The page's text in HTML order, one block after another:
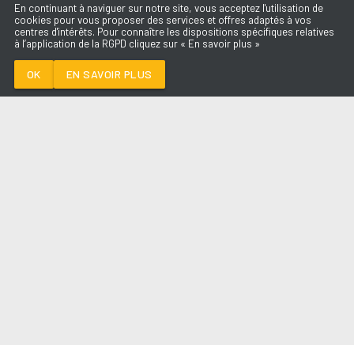
En continuant à naviguer sur notre site, vous acceptez l'utilisation de
cookies pour vous proposer des services et offres adaptés à vos
centres d'intérêts. Pour connaître les dispositions spécifiques relatives
à l’application de la RGPD cliquez sur « En savoir plus »
OK EN SAVOIR PLUS